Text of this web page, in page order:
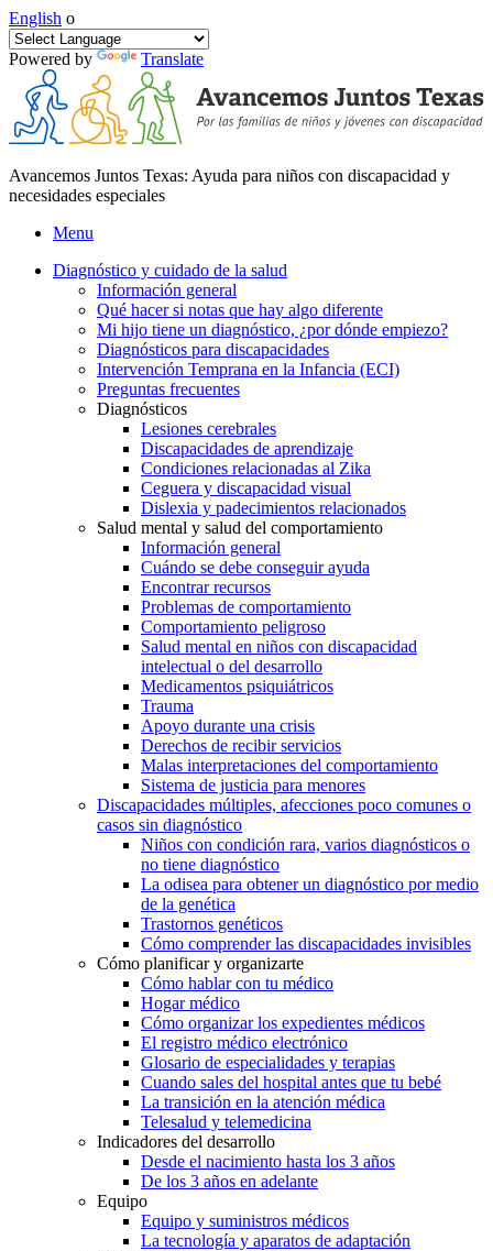
English o
Powered by Translate
Avancemos Juntos Texas: Ayuda para niños con discapacidad y
necesidades especiales
Menu
Diagnóstico y cuidado de la salud
Información general
Qué hacer si notas que hay algo diferente
Mi hijo tiene un diagnóstico, ¿por dónde empiezo?
Diagnósticos para discapacidades
Intervención Temprana en la Infancia (ECI)
Preguntas frecuentes
Diagnósticos
Lesiones cerebrales
Discapacidades de aprendizaje
Condiciones relacionadas al Zika
Ceguera y discapacidad visual
Dislexia y padecimientos relacionados
Salud mental y salud del comportamiento
Información general
Cuándo se debe conseguir ayuda
Encontrar recursos
Problemas de comportamiento
Comportamiento peligroso
Salud mental en niños con discapacidad
intelectual o del desarrollo
Medicamentos psiquiátricos
Trauma
Apoyo durante una crisis
Derechos de recibir servicios
Malas interpretaciones del comportamiento
Sistema de justicia para menores
Discapacidades múltiples, afecciones poco comunes o
casos sin diagnóstico
Niños con condición rara, varios diagnósticos o
no tiene diagnóstico
La odisea para obtener un diagnóstico por medio
de la genética
Trastornos genéticos
Cómo comprender las discapacidades invisibles
Cómo planificar y organizarte
Cómo hablar con tu médico
Hogar médico
Cómo organizar los expedientes médicos
El registro médico electrónico
Glosario de especialidades y terapias
Cuando sales del hospital antes que tu bebé
La transición en la atención médica
Telesalud y telemedicina
Indicadores del desarrollo
Desde el nacimiento hasta los 3 años
De los 3 años en adelante
Equipo
Equipo y suministros médicos
La tecnología y aparatos de adaptación